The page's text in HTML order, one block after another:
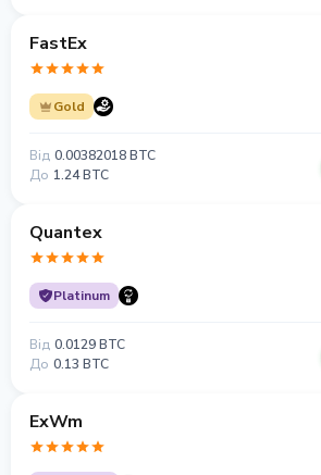
FastEx
Gold
Від 0.00382018 BTC
До 1.24 BTC
Quantex
Platinum
Від 0.0129 BTC
До 0.13 BTC
ExWm